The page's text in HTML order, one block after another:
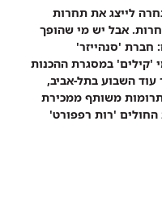
לייצג את תחרות
אבל יש מי שהופך
חברת 'סנהייזר'
'קילים' במסגרת ההכנות
עוד השבוע בתל-אביב,
משותף ממכירת
החולים 'רות רפפורט'